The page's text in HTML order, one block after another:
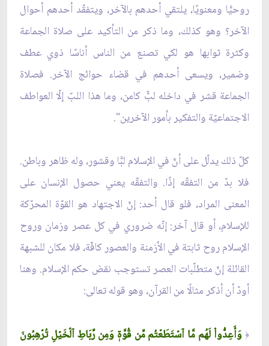
روحيًّا ومعنويًا، يلتقي أحدهم بالآخر، ويتفقّد أحدهم أحوال
الآخر؟ وهو كذلك، وما ذكر من التأكيد على صلاة الجماعة
وكثرة ثوابها هو لكي تصنع من الناس أناسًا ذوي عطف
وضمير، ويسعى أحدهم في قضاء حوائج الآخر. فصلاة
الجماعة قشر في داخله لبٌّ كامن، وما هذا اللبّ إلّا العواطف
الاجتماعيّة والتفكير بأمور الآخرين".
كلّ ذلك يدلّل على أنّ في الإسلام لبًّا وقشور، وله ظاهر وباطن.
فلا بدّ من التفقّه إذًا. والتفقّه يعني حصول الإنسان على
المعنى المراد، فلو قال أحد: إنّ الاجتهاد هو القوّة المحرّكة
للإسلام، أو قال آخر: إنّه ضروري في كل عصر وزمان وروح
الإسلام روح ثابتة في الأزمنة والعصور كافّة، فلا مكان للشبهة
القائلة إنّ متطلّبات العصر تستوجب نقض حكم الإسلام. وهنا
أودّ أن أذكر مثالًا من القرآن، وهو قوله تعالى:
﴿ وَأَعِدُّواْ لَهُم مَّا ٱسۡتَطَعۡتُم مِّن قُوَّةٖ وَمِن رِّبَاطِ ٱلۡخَيۡلِ تُرۡهِبُونَ